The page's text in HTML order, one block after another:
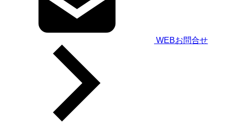
WEBお問合せ